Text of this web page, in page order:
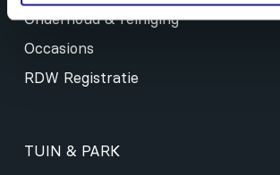
Onderhoud & reiniging
Occasions
RDW Registratie
TUIN & PARK